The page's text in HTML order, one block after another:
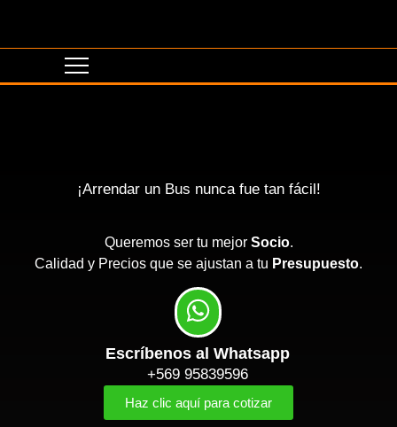
¡Arrendar un Bus nunca fue tan fácil!
Queremos ser tu mejor Socio.
Calidad y Precios que se ajustan a tu Presupuesto.
Escríbenos al Whatsapp
+569 95839596
Haz clic aquí para cotizar